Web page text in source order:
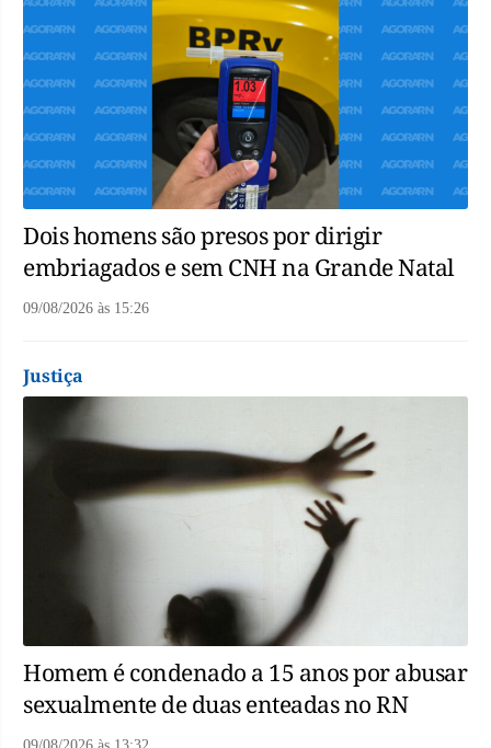
Dois homens são presos por dirigir
embriagados e sem CNH na Grande Natal
09/08/2026 às 15:26
Justiça
Homem é condenado a 15 anos por abusar
sexualmente de duas enteadas no RN